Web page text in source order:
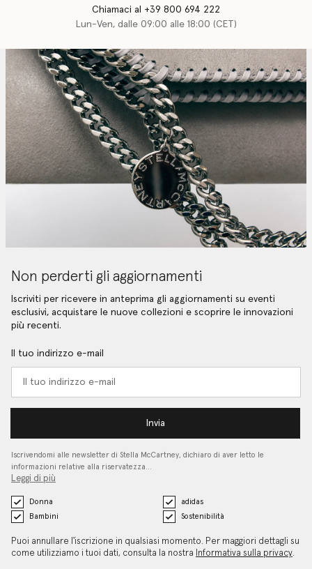
Chiamaci al +39 800 694 222
Lun-Ven, dalle 09:00 alle 18:00 (CET)
Non perderti gli aggiornamenti
Iscriviti per ricevere in anteprima gli aggiornamenti su eventi
esclusivi, acquistare le nuove collezioni e scoprire le innovazioni
più recenti.
Il tuo indirizzo e-mail
Invia
Iscrivendomi alle newsletter di Stella McCartney, dichiaro di aver letto le
informazioni relative alla riservatezza…
Leggi di più
Donna
adidas
Bambini
Sostenibilità
Puoi annullare l'iscrizione in qualsiasi momento. Per maggiori dettagli su
come utilizziamo i tuoi dati, consulta la nostra
Informativa sulla privacy.